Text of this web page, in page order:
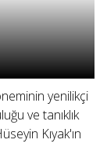
yenilikçi
ve tanıklık
Kıyak'ın